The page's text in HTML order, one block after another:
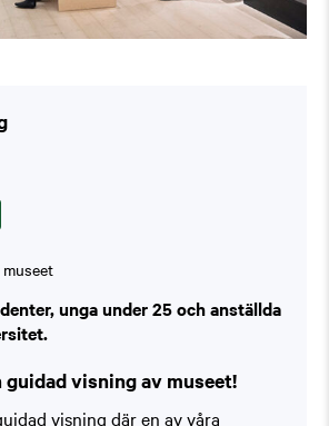
unga under 25 och anställda
guidad visning av museet!
visning där en av våra